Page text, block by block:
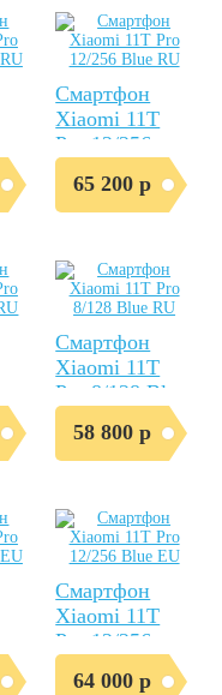
Смартфон
Xiaomi 11T
Pro 12/256
Blue RU
65 200 р
Смартфон
Xiaomi 11T
Pro 8/128 Blue
RU
58 800 р
Смартфон
Xiaomi 11T
Pro 12/256
Blue EU
64 000 р